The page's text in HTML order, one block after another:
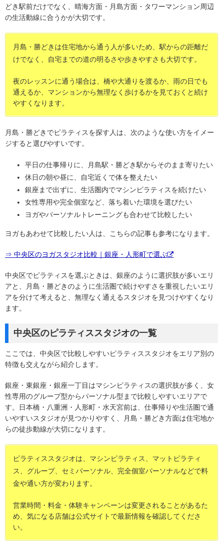
どき駅前だけでなく、晴海方面・月島方面・タワーマンション周辺
の生活動線に合うかが大切です。
月島・勝どきは住宅地から通う人が多いため、駅からの距離だ
けでなく、自宅までの道の明るさや歩きやすさも大切です。
夜のレッスンに通う場合は、橋や大通りを渡るか、雨の日でも
通えるか、マンションから無理なく歩けるかを見ておくと続け
やすくなります。
月島・勝どきでピラティスを探す人は、次のような使い方をイメー
ジすると選びやすいです。
平日の仕事帰りに、月島駅・勝どき駅からそのまま寄りたい
休日の朝や昼に、自宅近くで体を整えたい
銀座まで出ずに、生活圏内でマシンピラティスを続けたい
女性専用や完全個室など、落ち着いた環境を選びたい
ヨガやパーソナルトレーニングも合わせて比較したい
ヨガもあわせて比較したい人は、こちらの記事も参考になります。
⇒ 中央区のヨガスタジオ比較｜銀座・人形町で選ぶ
中央区でピラティスを選ぶときは、銀座のように選択肢が多いエリ
アと、月島・勝どきのように生活圏で続けやすさを重視したいエリ
アを分けて考えると、無理なく通えるスタジオを見つけやすくなり
ます。
中央区のピラティススタジオの一覧
ここでは、中央区で比較しやすいピラティススタジオをエリア別の
特徴も交えながら紹介します。
銀座・東銀座・銀座一丁目はマシンピラティスの選択肢が多く、女
性専用のグループ型からパーソナル型まで比較しやすいエリアで
す。日本橋・八重洲・人形町・水天宮前は、仕事帰りや生活圏で通
いやすいスタジオが見つかりやすく、月島・勝どき方面は住宅地か
らの徒歩動線が大切になります。
ピラティススタジオは、マシンピラティス、マットピラティ
ス、グループ、セミパーソナル、完全個室パーソナルなどで料
金や通い方が変わります。
営業時間・料金・体験キャンペーンは変更されることがあるた
め、気になる店舗は公式サイトで最新情報を確認してくださ
い。